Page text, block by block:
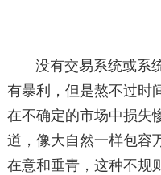
没有交易系统或系
有暴利，但是熬不过时
在不确定的市场中损失
道，像大自然一样包容
在意和垂青，这种不规